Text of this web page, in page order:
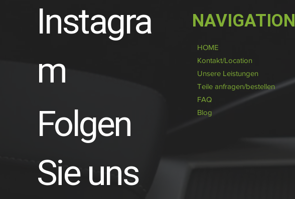
Instagra
m
Folgen
Sie uns
NAVIGATION
HOME
Kontakt/Location
Unsere Leistungen
Teile anfragen/bestellen
FAQ
Blog